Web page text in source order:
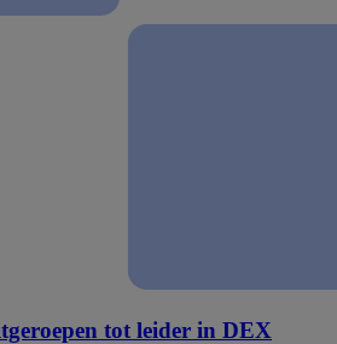
tot leider in DEX